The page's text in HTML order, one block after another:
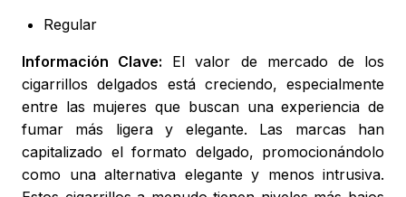
Regular
Información Clave: El valor de mercado de los
cigarrillos delgados está creciendo, especialmente
entre las mujeres que buscan una experiencia de
fumar más ligera y elegante. Las marcas han
capitalizado el formato delgado, promocionándolo
como una alternativa elegante y menos intrusiva.